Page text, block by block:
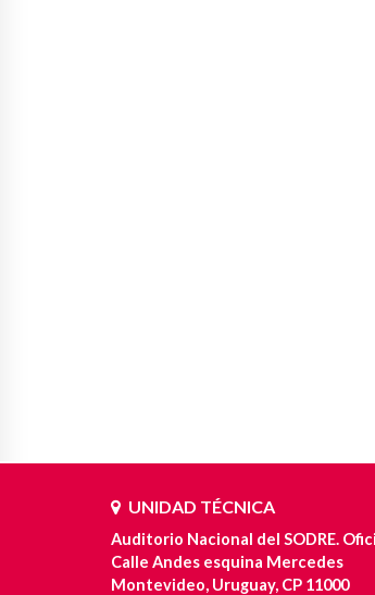
UNIDAD TÉCNICA
Auditorio Nacional del SODRE.
Calle Andes esquina Mercedes
Montevideo, Uruguay, CP 11000